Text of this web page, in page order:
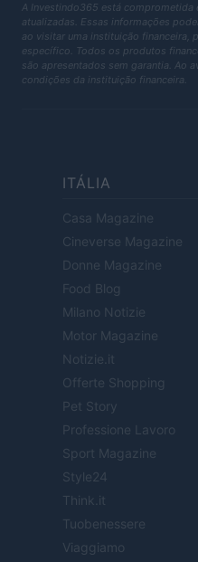
A Investindo365 está comprometida
atualizadas. Essas informações
ao visitar uma instituição financeira,
específico. Todos os produtos
são apresentados sem garantia. Ao
condições da instituição financeira.
ITÁLIA
Casa Magazine
Cineverse Magazine
Donne Magazine
Food Blog
Milano Notizie
Motor Magazine
Notizie.it
Offerte Shopping
Pet Story
Professione Lavoro
Sport Magazine
Style24
Think.it
Tuobenessere
Viaggiamo